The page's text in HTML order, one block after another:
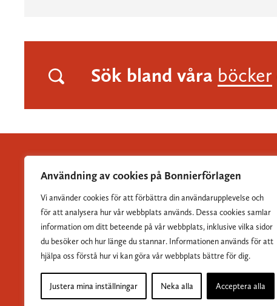
Användning av cookies på Bonnierförlagen
Vi använder cookies för att förbättra din användarupplevelse och
för att analysera hur vår webbplats används. Dessa cookies samlar
information om ditt beteende på vår webbplats, inklusive vilka sidor
du besöker och hur länge du stannar. Informationen används för att
hjälpa oss förstå hur vi kan göra vår webbplats bättre för dig.
Justera mina inställningar Neka alla Acceptera alla
Sök bland våra böcker
Albert Bonniers Förlag grundades 1837 och är Sveriges
största skönlitterära förlag.